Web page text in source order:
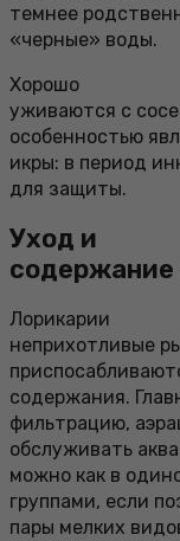
темнее
«черные» воды.
Хорошо
уживаются с
особенностью
икры: в период
для защиты.
Уход и
содержание
Лорикарии
неприхотливые
содержания.
фильтрацию,
обслуживать
можно как в
группами, если
пары мелких